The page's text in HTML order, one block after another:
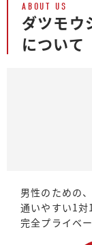
ABOUT US
ダツモウ
について
男性のための、
通いやすい1対
完全プライベ